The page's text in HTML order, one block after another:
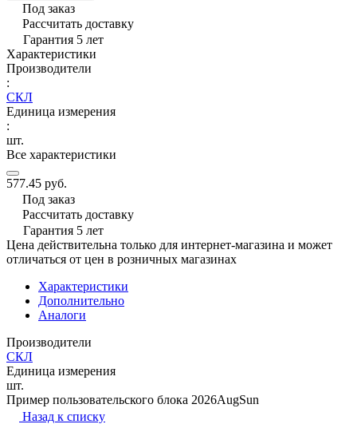
Под заказ
Рассчитать доставку
Гарантия 5 лет
Характеристики
Производители
:
СКЛ
Единица измерения
:
шт.
Все характеристики
577.45 руб.
Под заказ
Рассчитать доставку
Гарантия 5 лет
Цена действительна только для интернет-магазина и может
отличаться от цен в розничных магазинах
Характеристики
Дополнительно
Аналоги
Производители
СКЛ
Единица измерения
шт.
Пример пользовательского блока 2026AugSun
Назад к списку